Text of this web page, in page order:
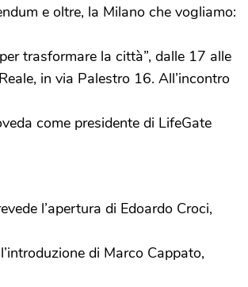
e oltre, la Milano che vogliamo:
trasformare la città”, dalle 17 alle
in via Palestro 16. All’incontro
come presidente di LifeGate
l’apertura di Edoardo Croci,
di Marco Cappato,